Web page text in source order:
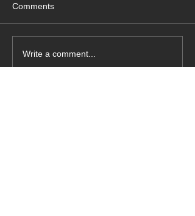
外壁と配管・配線取合い
はどうか
Comments
Write a comment...